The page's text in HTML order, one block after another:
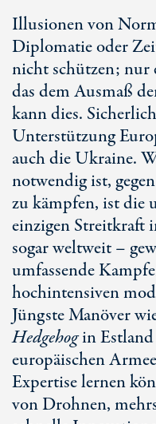
Illusionen von
Diplomatie oder
nicht schützen; nur
das dem Ausmaß
kann dies.
Unterstützung
auch die Ukraine.
notwendig ist,
zu kämpfen, ist die
einzigen Streitkraft
sogar weltweit –
umfassende
hochintensiven
Jüngste Manöver
Hedgehogin Estland
europäischen
Expertise lernen
von Drohnen,